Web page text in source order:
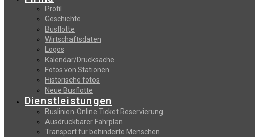
Profil
Geschichte
Busflotte
Wirtschaftsdaten
Logos
Kalendar/Drucksache
Fotos von Stationen
Historische fotos
Neue Busflotte
Dienstleistungen
Buslinien-Online Ticket Reservierung
Αusdruckbarer Fahrplan
Transport für behinderte Menschen